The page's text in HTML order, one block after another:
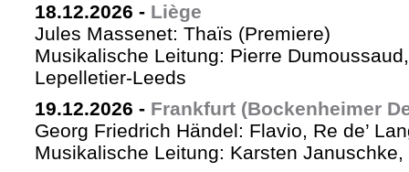
18.12.2026 - Liège
Jules Massenet: Thaïs (Premiere)
Musikalische Leitung: Pierre
Lepelletier-Leeds
19.12.2026 - Frankfurt (Bockenheimer
Georg Friedrich Händel: Flavio, Re de’
Musikalische Leitung: Karsten